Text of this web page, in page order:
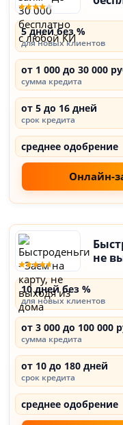
5 дней без %
для новых клиентов
от 1 000 до 30 000
сумма кредита
от 5 до 16 дней
срок кредита
среднее одобрение
Онлайн-
не
10 дней без %
для новых клиентов
от 3 000 до 100 000
сумма кредита
от 10 до 180 дней
срок кредита
среднее одобрение